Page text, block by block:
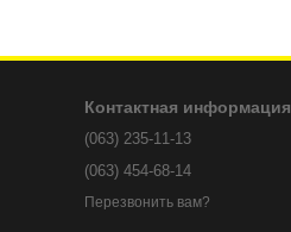
Контактная информация
(063) 235-11-13
(063) 454-68-14
Перезвонить вам?